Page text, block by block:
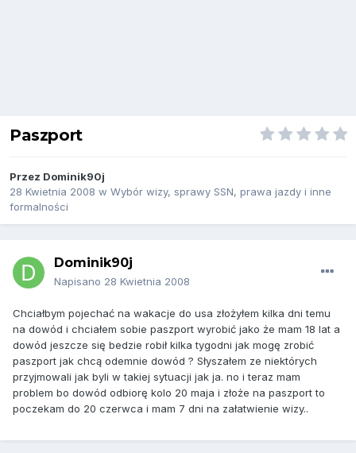
Paszport
Przez Dominik90j
28 Kwietnia 2008 w Wybór wizy, sprawy SSN, prawa jazdy i inne
formalności
Dominik90j
Napisano 28 Kwietnia 2008
Chciałbym pojechać na wakacje do usa złożyłem kilka dni temu
na dowód i chciałem sobie paszport wyrobić jako że mam 18 lat a
dowód jeszcze się bedzie robił kilka tygodni jak mogę zrobić
paszport jak chcą odemnie dowód ? Słyszałem ze niektórych
przyjmowali jak byli w takiej sytuacji jak ja. no i teraz mam
problem bo dowód odbiorę kolo 20 maja i złoże na paszport to
poczekam do 20 czerwca i mam 7 dni na załatwienie wizy..